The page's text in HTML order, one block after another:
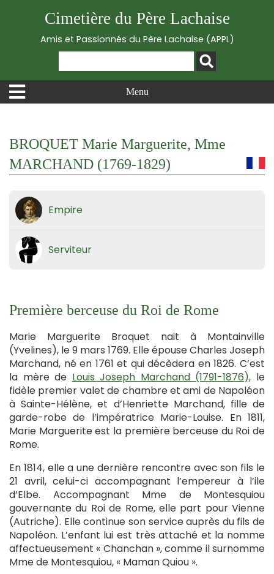
Cimetière du Père Lachaise
Amis et Passionnés du Père Lachaise (APPL)
Menu
BROQUET Marie Marguerite, Mme
MARCHAND (1769-1829)
Empire
Serviteur
Première berceuse du Roi de Rome
Marie Marguerite Broquet nait à Montainville
(Yvelines), le 9 mars 1769. Elle épouse Charles Joseph
Marchand, né en 1761 et qui décèdera en 1826. C’est
la mère de Louis Joseph Marchand (1791-1876), le
fidèle premier valet de chambre et ami de Napoléon
à Sainte-Hélène, et d’Henriette Marchand, fille de
garde-robe de l’impératrice Marie-Louise. En 1811,
Marie Marguerite est la première berceuse du Roi de
Rome.
En 1814, elle a une dernière rencontre avec son fils le
21 avril, celui-ci accompagnant l’empereur à l’ile
d’Elbe. Accompagnant Mme de Montesquiou
gouvernante du Roi de Rome, elle part pour Vienne
(Autriche). Elle continue son service auprès du fils de
Napoléon. L’enfant lui est très attaché et la nomme
affectueusement « Chanchan », comme il surnomme
Mme de Montesquiou, « Maman Quiou ».